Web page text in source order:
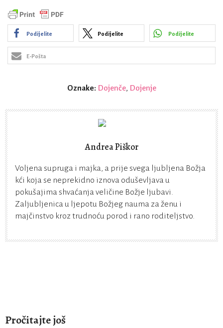
Podijelite Podijelite Podijelite
E-Pošta
Oznake: Dojenče, Dojenje
Andrea Piškor
Voljena supruga i majka, a prije svega ljubljena Božja
kći koja se neprekidno iznova oduševljava u
pokušajima shvaćanja veličine Božje ljubavi.
Zaljubljenica u ljepotu Božjeg nauma za ženu i
majčinstvo kroz trudnoću porod i rano roditeljstvo.
Pročitajte još